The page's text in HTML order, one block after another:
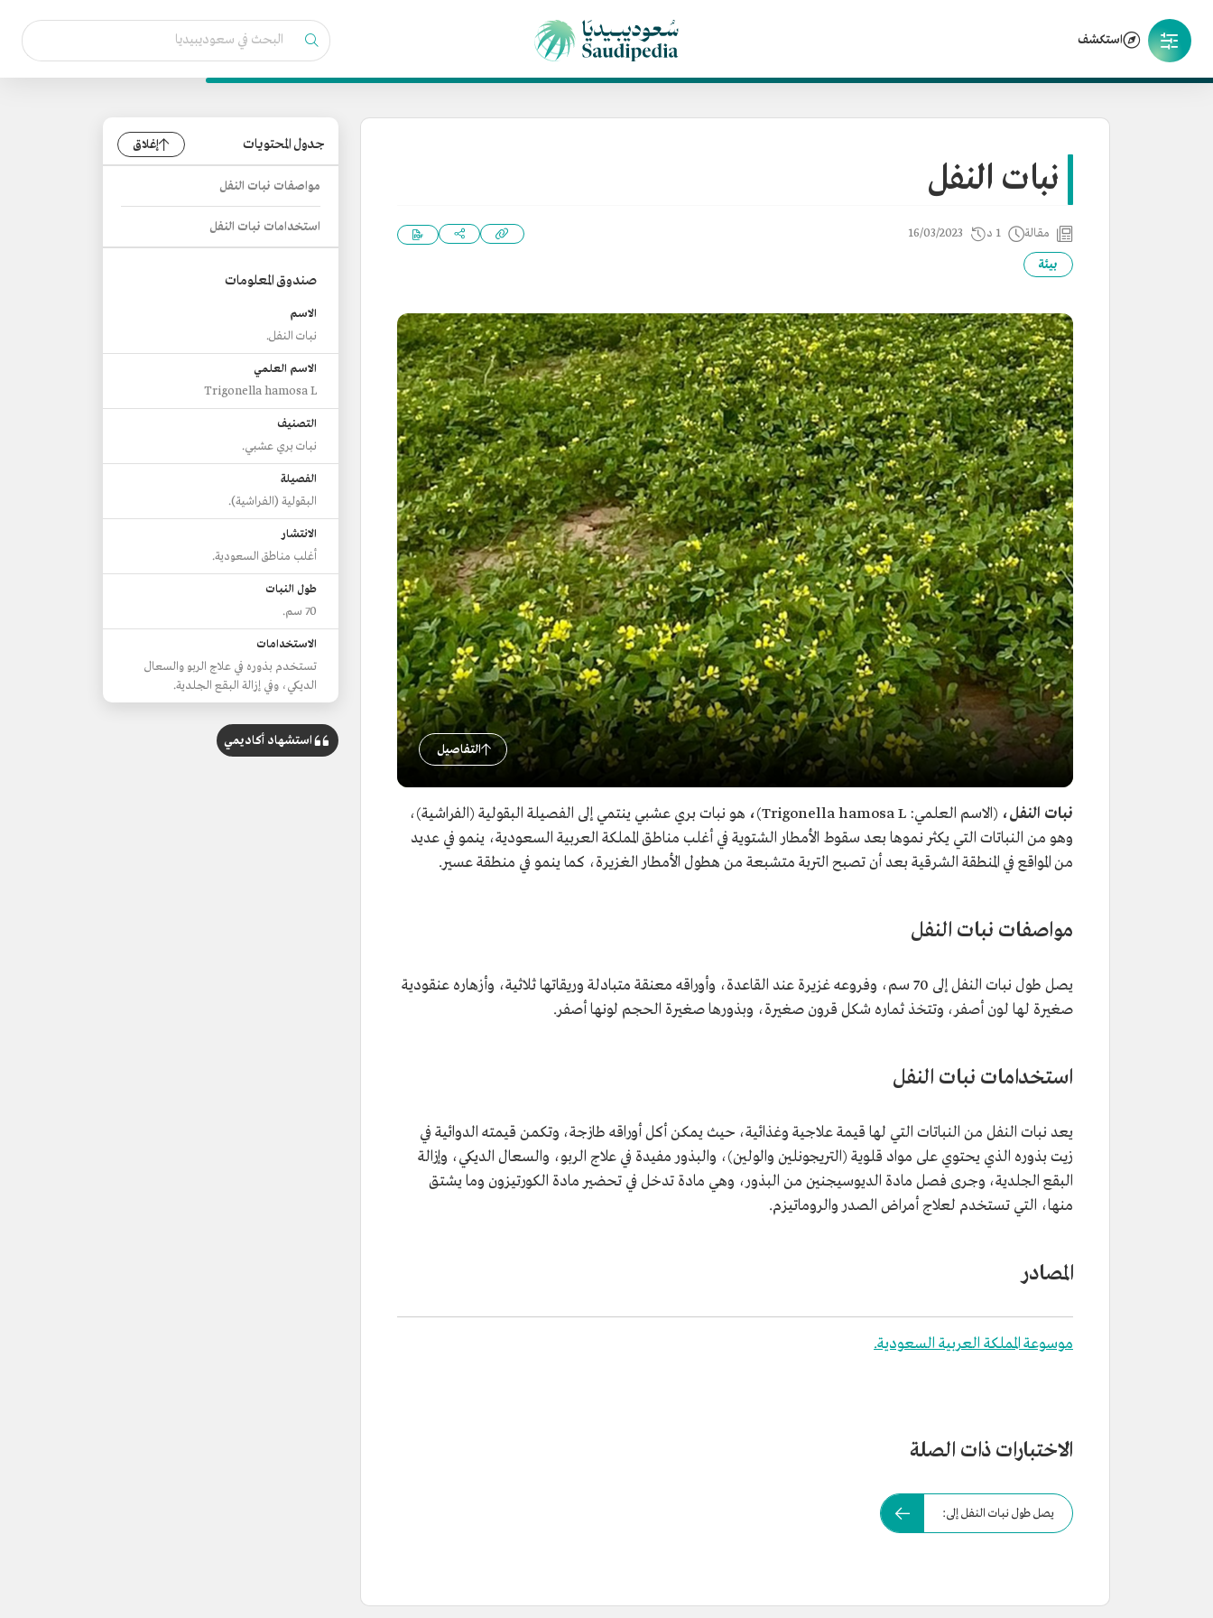
استكشف
نبات النفل
مقالة 1 د 16/03/2023
بيئة
التفاصيل
نبات النفل، (الاسم العلمي: Trigonella hamosa L) ، هو نبات بري عشبي ينتمي إلى الفصيلة البقولية (الفراشية)،
وهو من النباتات التي يكثر نموها بعد سقوط الأمطار الشتوية في أغلب مناطق المملكة العربية السعودية، ينمو في عديد
من المواقع في المنطقة الشرقية بعد أن تصبح التربة متشبعة من هطول الأمطار الغزيرة، كما ينمو في منطقة عسير.
مواصفات نبات النفل
يصل طول نبات النفل إلى 70 سم، وفروعه غزيرة عند القاعدة، وأوراقه معنقة متبادلة وريقاتها ثلاثية، وأزهاره عنقودية
صغيرة لها لون أصفر، وتتخذ ثماره شكل قرون صغيرة، وبذورها صغيرة الحجم لونها أصفر.
استخدامات نبات النفل
يعد نبات النفل من النباتات التي لها قيمة علاجية وغذائية، حيث يمكن أكل أوراقه طازجة، وتكمن قيمته الدوائية في
زيت بذوره الذي يحتوي على مواد قلوية (التريجونلين والولين)، والبذور مفيدة في علاج الربو، والسعال الديكي، وإزالة
البقع الجلدية، وجرى فصل مادة الديوسيجنين من البذور، وهي مادة تدخل في تحضير مادة الكورتيزون وما يشتق
منها، التي تستخدم لعلاج أمراض الصدر والروماتيزم.
المصادر
موسوعة المملكة العربية السعودية.
الاختبارات ذات الصلة
يصل طول نبات النفل إلى:
جدول المحتويات إغلاق
مواصفات نبات النفل
استخدامات نبات النفل
صندوق المعلومات
الاسم
نبات النفل.
الاسم العلمي
Trigonella hamosa L
التصنيف
نبات بري عشبي.
الفصيلة
البقولية (الفراشية).
الانتشار
أغلب مناطق السعودية.
طول النبات
70 سم.
الاستخدامات
تستخدم بذوره في علاج الربو والسعال
الديكي، وفي إزالة البقع الجلدية.
استشهاد أكاديمي